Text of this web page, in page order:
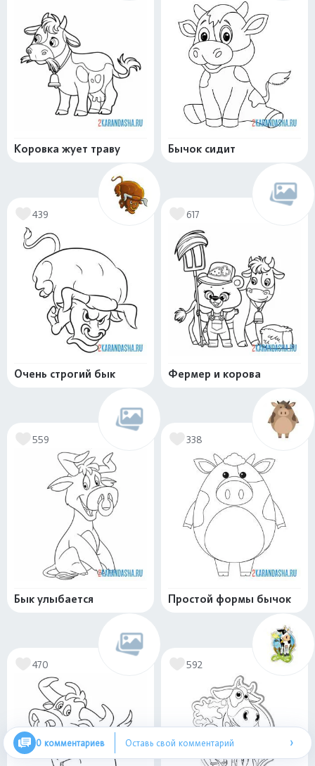
Коровка жует траву Бычок сидит
439
Очень строгий бык
617
Фермер и корова
559
Бык улыбается
338
Простой формы бычок
470 592
0 комментариев Оставь свой комментарий ›